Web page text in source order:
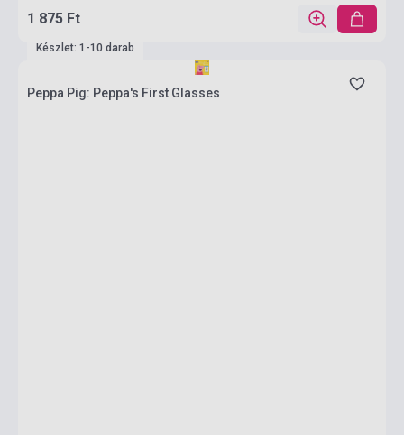
1 875 Ft
Készlet: 1-10 darab
Peppa Pig: Peppa's First Glasses